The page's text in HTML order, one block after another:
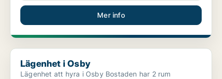
Mer info
Lägenhet i Osby
Lägenhet i Osby
Lägenhet att hyra i Osby Bostaden har 2 rum